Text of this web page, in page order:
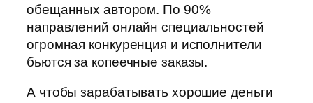
обещанных автором. По 90%
направлений онлайн специальностей
огромная конкуренция и исполнители
бьются за копеечные заказы.
А чтобы зарабатывать хорошие деньги